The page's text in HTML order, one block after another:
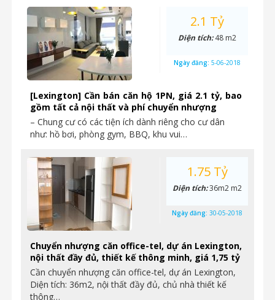
[Lexington] Cần bán căn hộ 1PN, giá 2.1 tỷ, bao
gồm tất cả nội thất và phí chuyển nhượng
– Chung cư có các tiện ích dành riêng cho cư dân
như: hồ bơi, phòng gym, BBQ, khu vui…
2.1 Tỷ
Diện tích:48 m2
Ngày đăng: 5-06-2018
Chuyển nhượng căn office-tel, dự án Lexington,
nội thất đầy đủ, thiết kế thông minh, giá 1,75 tỷ
Cần chuyển nhượng căn office-tel, dự án Lexington,
Diện tích: 36m2, nội thất đầy đủ, chủ nhà thiết kế
thông…
1.75 Tỷ
Diện tích:36m2 m2
Ngày đăng: 30-05-2018